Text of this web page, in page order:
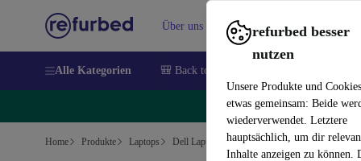
refurbed besser
nutzen
Unsere Produkte und
etwas gemeinsam: Beide
wiederverwendet. Letztere
hauptsächlich, um dir
Inhalte anzeigen zu können.
Über uns Verkaufen Hilfe
Alle Kategorien 🎒 Back to school
Home Produkte Laptops Dell Laptops